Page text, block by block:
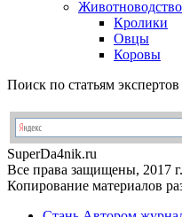
Животноводство
Кролики
Овцы
Коровы
Поиск по статьям
SuperDa4nik.ru
Все права защищены, 2017 г.
Копирование материалов